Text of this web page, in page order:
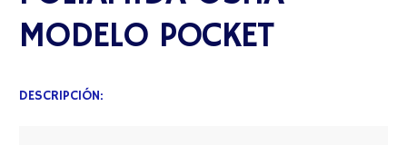
MODELO POCKET
DESCRIPCIÓN: